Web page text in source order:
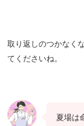
取り返しのつかなく
てくださいね。
夏場は